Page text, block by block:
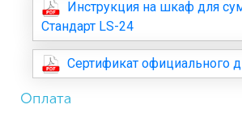
Инструкция на шкаф для
Стандарт LS-24
Сертификат официального
Оплата